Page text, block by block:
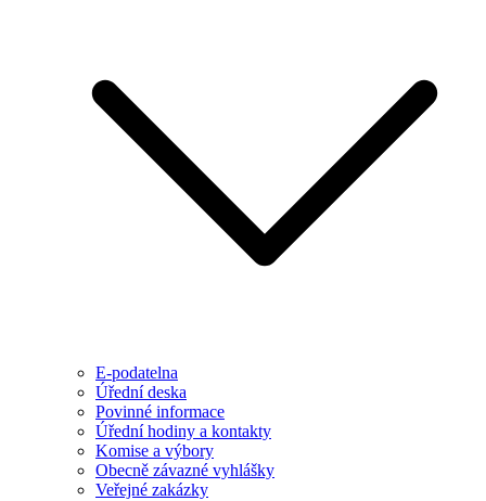
E-podatelna
Úřední deska
Povinné informace
Úřední hodiny a kontakty
Komise a výbory
Obecně závazné vyhlášky
Veřejné zakázky